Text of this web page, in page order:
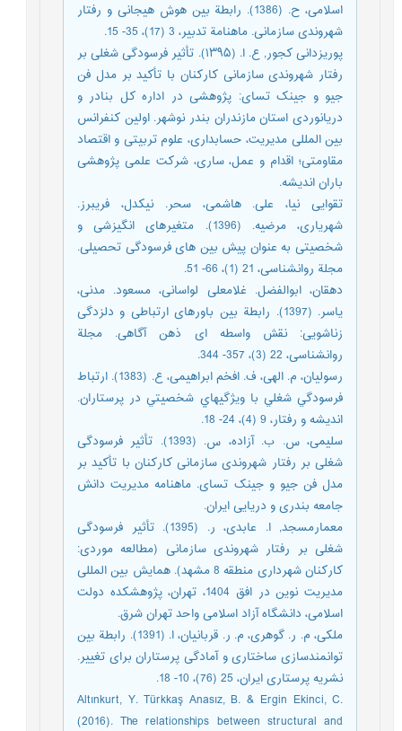
اسلامی، ح. (1386). رابطة بین هوش هیجانی و رفتار
شهروندی سازمانی. ماهنامة تدبیر، 3 (17)، 35- 15.
پوریزدانی کجور, ع. ا. (۱۳۹۵). تأثیر فرسودگی شغلی بر
رفتار شهروندی سازمانی کارکنان با تأکید بر مدل فن
جیو و جینک تسای: پژوهشی در اداره کل بنادر و
دریانوردی استان مازندران بندر نوشهر. اولین کنفرانس
بین المللی مدیریت، حسابداری، علوم تربیتی و اقتصاد
مقاومتی؛ اقدام و عمل، ساری، شرکت علمی پژوهشی
باران اندیشه.
تقوایی نیا، علی. هاشمی، سحر. نیکدل، فریبرز.
شهریاری، مرضیه. (1396). متغیرهای انگیزشی و
شخصیتی به عنوان پیش بین های فرسودگی تحصیلی.
مجلة روانشناسی، 21 (1)، 66- 51.
دهقان، ابوالفضل. غلامعلی لواسانی، مسعود. مدنی،
یاسر. (1397). رابطة بین باورهای ارتباطی و دلزدگی
زناشویی: نقش واسطه ای ذهن آگاهی. مجلة
روانشناسی، 22 (3)، 357- 344.
رسولیان، م. الهی، ف. افخم ابراهیمی، ع. (1383). ارتباط
فرسودگي شغلي با ويژگيهاي شخصيتي در پرستاران.
اندیشه و رفتار، 9 (4)، 24- 18.
سلیمی، س. ب. آزاده، س. (1393). تأثیر فرسودگی
شغلی بر رفتار شهروندی سازمانی کارکنان با تأکید بر
مدل فن جیو و جینک تسای. ماهنامه مدیریت دانش
جامعه بندری و دریایی ایران.
معمارمسجد, ا. عابدی، ر. (1395). تأثیر فرسودگی
شغلی بر رفتار شهروندی سازمانی (مطالعه موردی:
کارکنان شهرداری منطقه 8 مشهد). همایش بین المللی
مدیریت نوین در افق 1404، تهران، پژوهشکده دولت
اسلامی، دانشگاه آزاد اسلامی واحد تهران شرق.
ملکی، م. ر. گوهری، م. ر. قربانیان، ا. (1391). رابطة بین
توانمندسازی ساختاری و آمادگی پرستاران برای تغییر.
نشریه پرستاری ایران، 25 (76)، 10- 18.
Altınkurt, Y. Türkkaş Anasız, B. & Ergin Ekinci, C.
(2016). The relationships between structural and